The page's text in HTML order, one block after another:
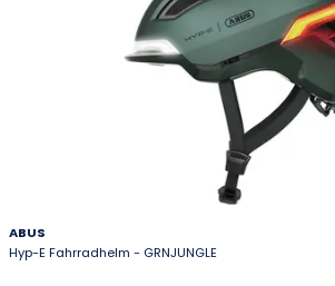
ABUS
Hyp-E Fahrradhelm - GRNJUNGLE